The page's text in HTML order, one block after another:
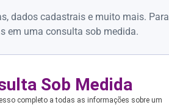
dados cadastrais e muito mais. Para
em uma consulta sob medida.
Sob Medida
completo a todas as informações sobre um